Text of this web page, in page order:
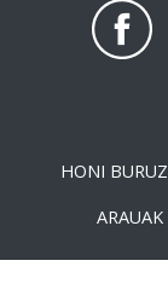
HONI BURUZ
ARAUAK